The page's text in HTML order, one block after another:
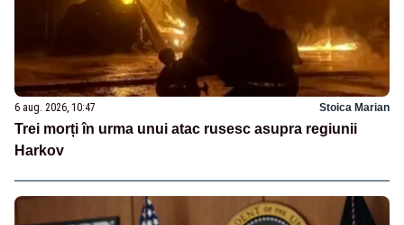
6 aug. 2026, 10:47 Stoica Marian
Trei morți în urma unui atac rusesc asupra regiunii
Harkov